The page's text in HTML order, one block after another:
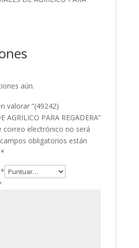
aún.
valorar “(49242)
AGRILICO PARA REGADERA”
correo electrónico no será
obligatorios están
*
*